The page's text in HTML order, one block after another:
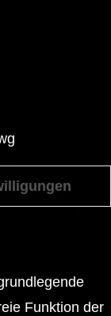
Funktion der